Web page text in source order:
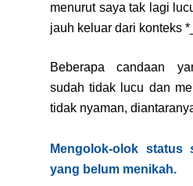
menurut saya tak lagi
jauh keluar dari konteks
Beberapa candaan
sudah tidak lucu dan
tidak nyaman,
Mengolok-olok status
yang belum menikah.